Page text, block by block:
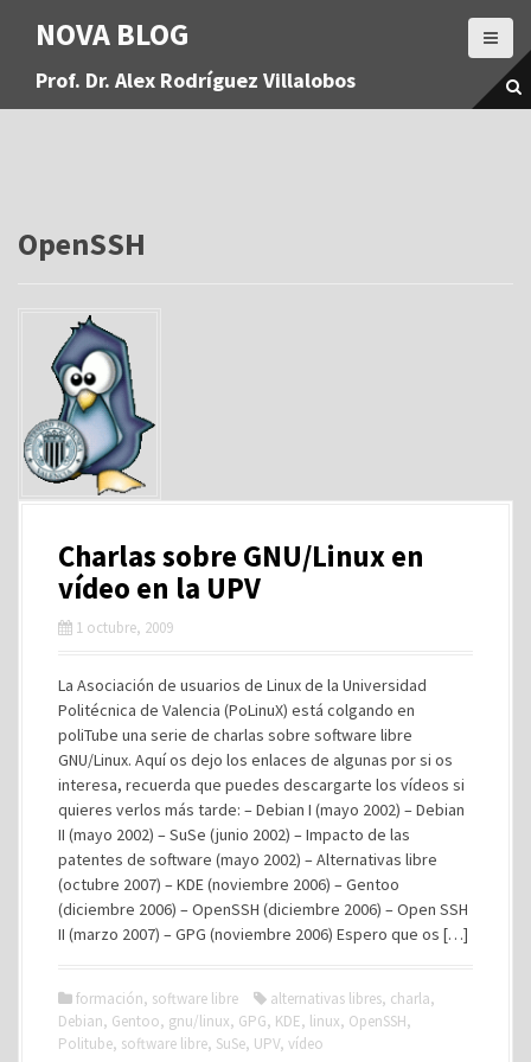
a
NOVA BLOG
Prof. Dr. Alex Rodríguez Villalobos
OpenSSH
Charlas sobre GNU/Linux en
vídeo en la UPV
1 octubre, 2009
La Asociación de usuarios de Linux de la Universidad
Politécnica de Valencia (PoLinuX) está colgando en
poliTube una serie de charlas sobre software libre
GNU/Linux. Aquí os dejo los enlaces de algunas por si os
interesa, recuerda que puedes descargarte los vídeos si
quieres verlos más tarde: – Debian I (mayo 2002) – Debian
II (mayo 2002) – SuSe (junio 2002) – Impacto de las
patentes de software (mayo 2002) – Alternativas libre
(octubre 2007) – KDE (noviembre 2006) – Gentoo
(diciembre 2006) – OpenSSH (diciembre 2006) – Open SSH
II (marzo 2007) – GPG (noviembre 2006) Espero que os […]
formación, software libre alternativas libres, charla,
Debian, Gentoo, gnu/linux, GPG, KDE, linux, OpenSSH,
Politube, software libre, SuSe, UPV, vídeo